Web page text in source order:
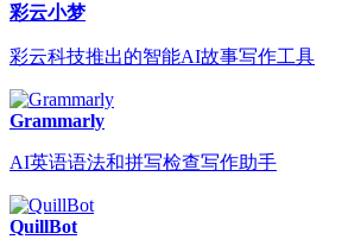
彩云小梦
彩云科技推出的智能AI故事写作工具
Grammarly
AI英语语法和拼写检查写作助手
QuillBot